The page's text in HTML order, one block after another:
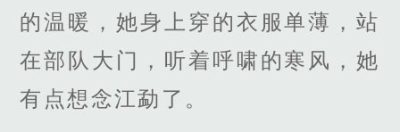
的温暖，她身上穿的衣服单薄，站
在部队大门，听着呼啸的寒风，她
有点想念江勐了。